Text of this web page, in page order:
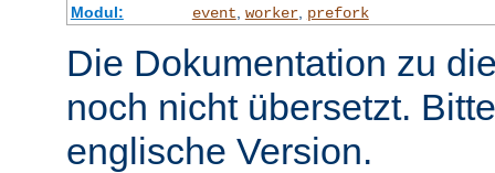
Modul: event worker, prefork
Die Dokumentation zu
noch nicht übersetzt.
englische Version.